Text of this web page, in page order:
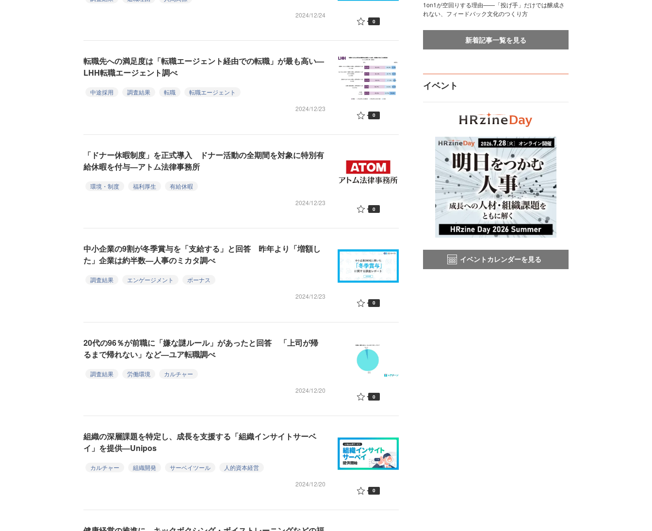
2024/12/24
0
転職先への満足度は「転職エージェント経由での転職」が最も高い—
LHH転職エージェント調べ
中途採用 調査結果 転職
転職エージェント
2024/12/23
0
「ドナー休暇制度」を正式導入 ドナー活動の全期間を対象に特別有
給休暇を付与—アトム法律事務所
環境・制度 福利厚生
有給休暇
2024/12/23
0
中小企業の9割が冬季賞与を「支給する」と回答 昨年より「増額し
た」企業は約半数—人事のミカタ調べ
調査結果 エンゲージメント
ボーナス
2024/12/23
0
20代の96％が前職に「嫌な謎ルール」があったと回答 「上司が帰
るまで帰れない」など—ユア転職調べ
調査結果 労働環境
カルチャー
2024/12/20
0
組織の深層課題を特定し、成長を支援する「組織インサイトサーベ
イ」を提供—Unipos
カルチャー 組織開発 サーベイツール
人的資本経営
2024/12/20
0
1on1が空回りする理由——「投げ手」だけでは醸成さ
れない、フィードバック文化のつくり方
新着記事一覧を見る
イベント
イベントカレンダーを見る